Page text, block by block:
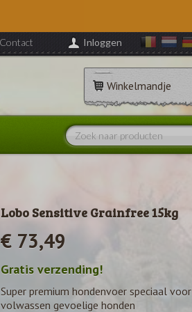
Contact Inloggen
Winkelmandje
Lobo Sensitive Grainfree 15kg
€ 73,49
Gratis verzending!
Super premium hondenvoer speciaal voor
volwassen gevoelige honden